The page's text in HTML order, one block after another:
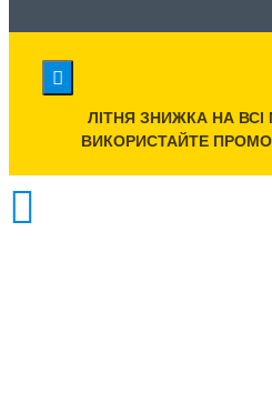
ЛІТНЯ ЗНИЖКА НА ВСІ
ВИКОРИСТАЙТЕ